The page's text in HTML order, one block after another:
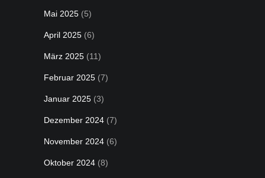
Mai 2025 (5)
April 2025 (6)
März 2025 (11)
Februar 2025 (7)
Januar 2025 (3)
Dezember 2024 (7)
November 2024 (6)
Oktober 2024 (8)